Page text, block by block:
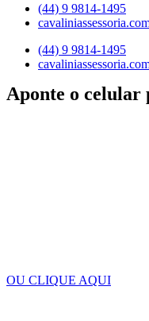
(44) 9 9814-1495
(44) 9 9814-1495
Aponte o
OU CLIQUE AQUI